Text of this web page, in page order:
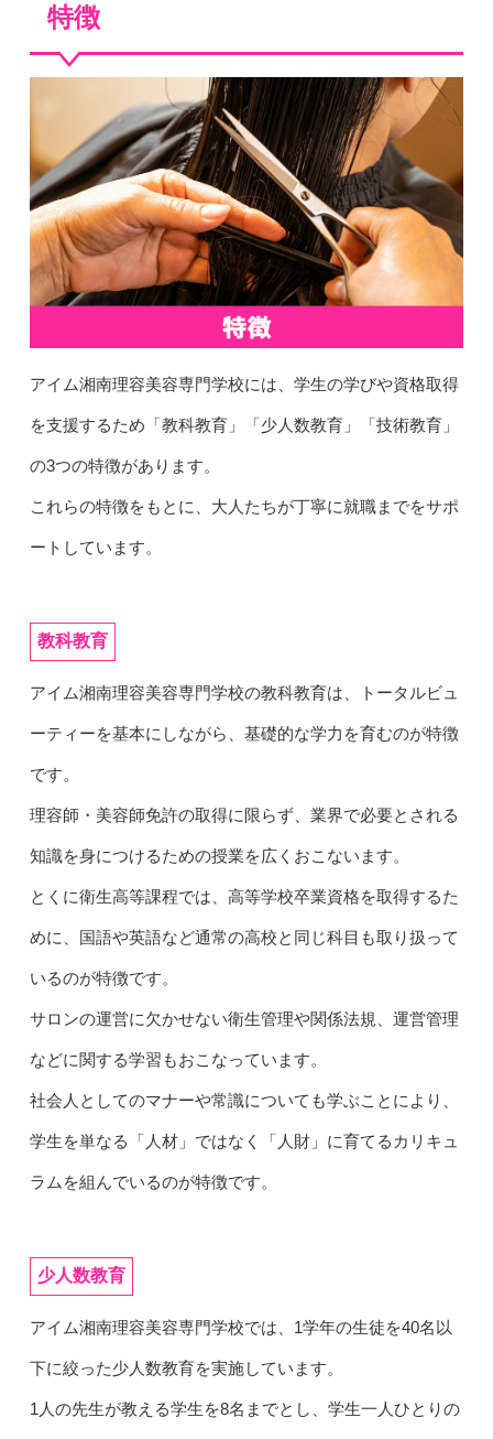
特徴
アイム湘南理容美容専門学校には、学生の学びや資格取得
を支援するため「教科教育」「少人数教育」「技術教育」
の3つの特徴があります。
これらの特徴をもとに、大人たちが丁寧に就職までをサポ
ートしています。
教科教育
アイム湘南理容美容専門学校の教科教育は、トータルビュ
ーティーを基本にしながら、基礎的な学力を育むのが特徴
です。
理容師・美容師免許の取得に限らず、業界で必要とされる
知識を身につけるための授業を広くおこないます。
とくに衛生高等課程では、高等学校卒業資格を取得するた
めに、国語や英語など通常の高校と同じ科目も取り扱って
いるのが特徴です。
サロンの運営に欠かせない衛生管理や関係法規、運営管理
などに関する学習もおこなっています。
社会人としてのマナーや常識についても学ぶことにより、
学生を単なる「人材」ではなく「人財」に育てるカリキュ
ラムを組んでいるのが特徴です。
少人数教育
アイム湘南理容美容専門学校では、1学年の生徒を40名以
下に絞った少人数教育を実施しています。
1人の先生が教える学生を8名までとし、学生一人ひとりの